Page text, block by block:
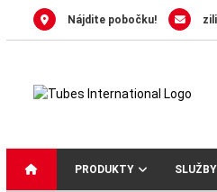
Nájdite pobočku!
PRODUKTY SLUŽBY